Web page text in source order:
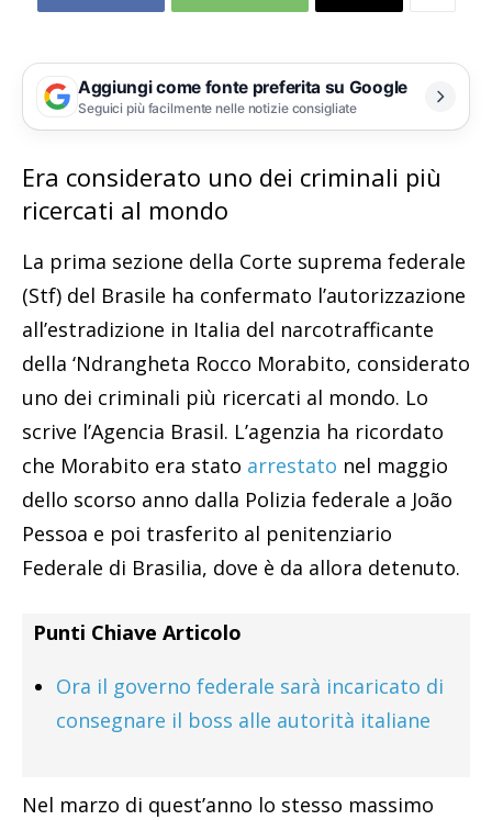
Aggiungi come fonte preferita su Google
Seguici più facilmente nelle notizie consigliate
Era considerato uno dei criminali più
ricercati al mondo
La prima sezione della Corte suprema federale
(Stf) del Brasile ha confermato l’autorizzazione
all’estradizione in Italia del narcotrafficante
della ‘Ndrangheta Rocco Morabito, considerato
uno dei criminali più ricercati al mondo. Lo
scrive l’Agencia Brasil. L’agenzia ha ricordato
che Morabito era stato arrestato nel maggio
dello scorso anno dalla Polizia federale a João
Pessoa e poi trasferito al penitenziario
Federale di Brasilia, dove è da allora detenuto.
Punti Chiave Articolo
Ora il governo federale sarà incaricato di
consegnare il boss alle autorità italiane
Nel marzo di quest’anno lo stesso massimo